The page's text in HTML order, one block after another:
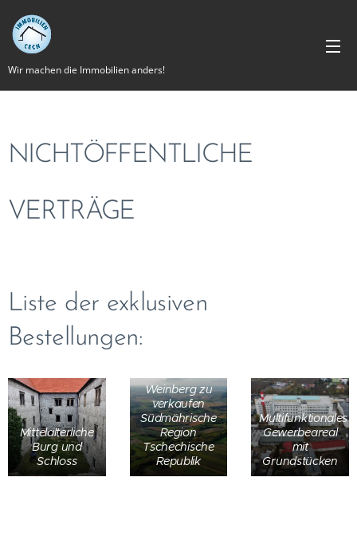
Wir machen die Immobilien anders!
NICHTÖFFENTLICHE
VERTRÄGE
Liste der exklusiven
Bestellungen:
Mittelalterliche
Burg und
Schloss
Weinberg zu
verkaufen
Südmährische
Region
Tschechische
Republik
Multifunktionales
Gewerbeareal
mit
Grundstücken